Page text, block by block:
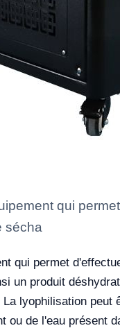
qui
sécha
qui permet
un produit
lyophilisation
ou de l'eau présent